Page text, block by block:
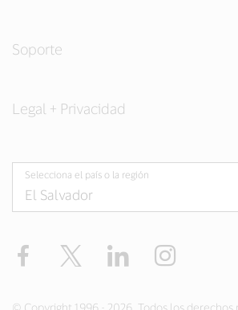
Soporte
Legal + Privacidad
Selecciona el país o la región
Facebook Twitter LinkedIn